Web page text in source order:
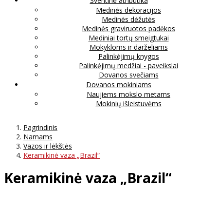
Medinės dekoracijos
Medinės dėžutės
Medinės graviruotos padėkos
Mediniai tortų smeigtukai
Mokykloms ir darželiams
Palinkėjimų knygos
Palinkėjimų medžiai - paveikslai
Dovanos svečiams
Dovanos mokiniams
Naujiems mokslo metams
Mokinių išleistuvėms
Pagrindinis
Namams
Vazos ir lėkštės
Keramikinė vaza „Brazil“
Keramikinė vaza „Brazil“